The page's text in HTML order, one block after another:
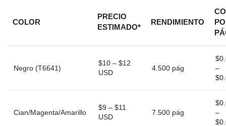
COLOR
PRECIO
ESTIMADO*
RENDIMIENTO
Negro (T6641)
$10 – $12
USD
4.500 pág
–
Cian/Magenta/Amarillo
$9 – $11
USD
7.500 pág
–